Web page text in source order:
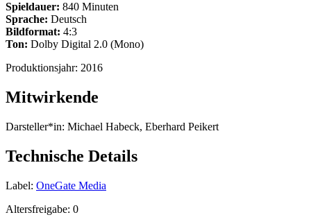
Spieldauer: 840 Minuten
Sprache: Deutsch
Bildformat: 4:3
Ton: Dolby Digital 2.0 (Mono)
Produktionsjahr: 2016
Mitwirkende
Darsteller*in: Michael Habeck, Eberhard Peikert
Technische Details
Label: OneGate Media
Altersfreigabe: 0